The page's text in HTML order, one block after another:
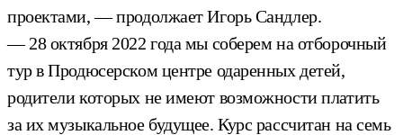
проектами, — продолжает Игорь Сандлер.
— 28 октября 2022 года мы соберем на отборочный
тур в Продюсерском центре одаренных детей,
родители которых не имеют возможности платить
за их музыкальное будущее. Курс рассчитан на семь